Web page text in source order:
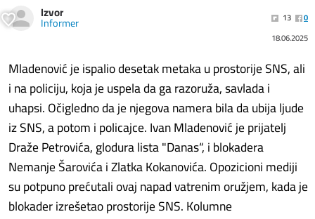
Izvor
Informer 13
0
18.06.2025
Mladenović je ispalio desetak metaka u prostorije SNS, ali
i na policiju, koja je uspela da ga razoruža, savlada i
uhapsi. Očigledno da je njegova namera bila da ubija ljude
iz SNS, a potom i policajce. Ivan Mladenović je prijatelj
Draže Petrovića, glodura lista "Danas“, i blokadera
Nemanje Šarovića i Zlatka Kokanovića. Opozicioni mediji
su potpuno prećutali ovaj napad vatrenim oružjem, kada je
blokader izrešetao prostorije SNS. Kolumne